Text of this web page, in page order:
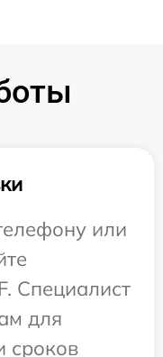
или
Специалист
для
сроков